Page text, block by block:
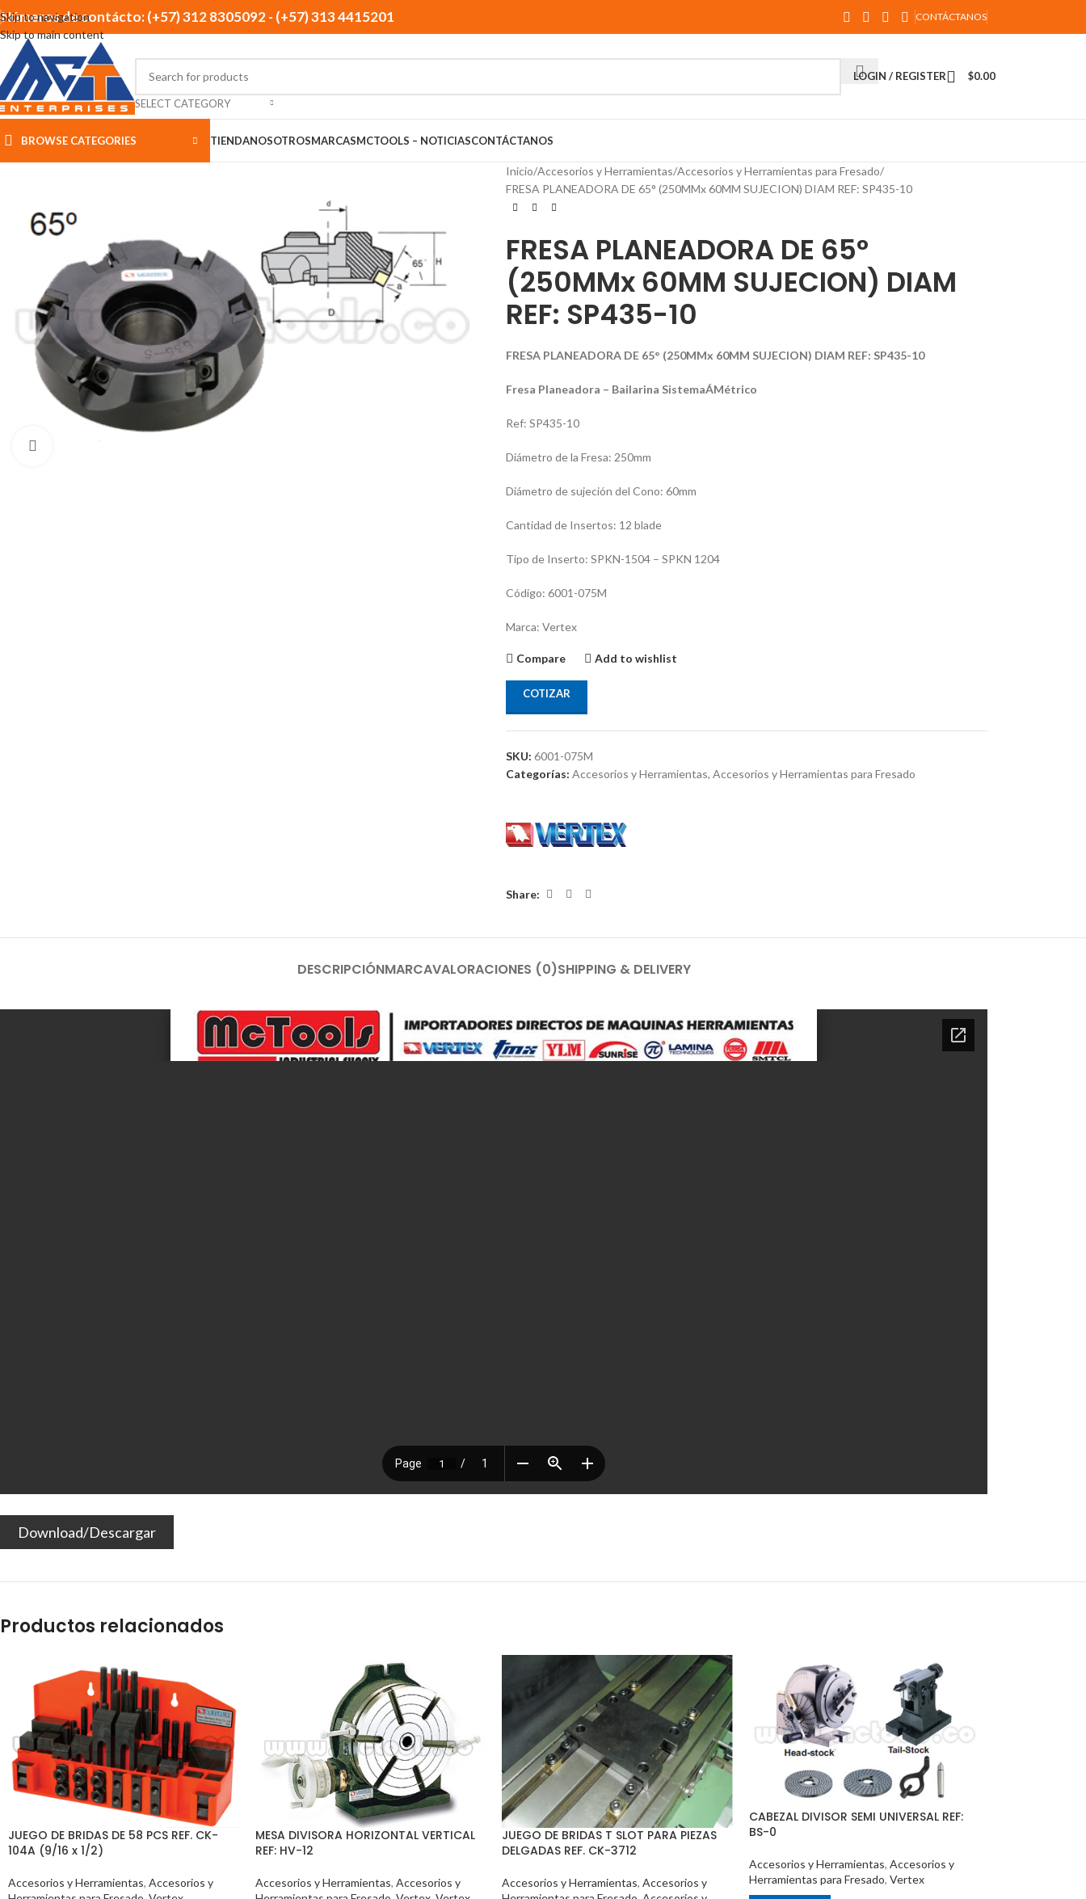
Skip to navigation
Skip to main content
Números de contácto: (+57) 312 8305092 - (+57) 313 4415201 CONTÁCTANOS
SELECT CATEGORY
LOGIN / REGISTER $0.00
BROWSE CATEGORIES TIENDANOSOTROSMARCASMCTOOLS – NOTICIASCONTÁCTANOS
Inicio Accesorios y Herramientas Accesorios y Herramientas para Fresado
FRESA PLANEADORA DE 65° (250MMx 60MM SUJECION) DIAM REF: SP435-10
FRESA PLANEADORA DE 65°
(250MMx 60MM SUJECION) DIAM
REF: SP435-10
FRESA PLANEADORA DE 65° (250MMx 60MM SUJECION) DIAM REF: SP435-10
Fresa Planeadora – Bailarina SistemaÁMétrico
Ref: SP435-10
Diámetro de la Fresa: 250mm
Diámetro de sujeción del Cono: 60mm
Cantidad de Insertos: 12 blade
Tipo de Inserto: SPKN-1504 – SPKN 1204
Código: 6001-075M
Marca: Vertex
Compare Add to wishlist
COTIZAR
SKU: 6001-075M
Categorías: Accesorios y Herramientas, Accesorios y Herramientas para Fresado
Share:
DESCRIPCIÓNMARCAVALORACIONES (0)SHIPPING & DELIVERY
Download/Descargar
Productos relacionados
JUEGO DE BRIDAS DE 58 PCS REF. CK-
104A (9/16 x 1/2)
Accesorios y Herramientas, Accesorios y
MESA DIVISORA HORIZONTAL VERTICAL
REF: HV-12
Accesorios y Herramientas, Accesorios y
JUEGO DE BRIDAS T SLOT PARA PIEZAS
DELGADAS REF. CK-3712
Accesorios y Herramientas, Accesorios y
CABEZAL DIVISOR SEMI UNIVERSAL REF:
BS-0
Accesorios y Herramientas, Accesorios y
Herramientas para Fresado, Vertex